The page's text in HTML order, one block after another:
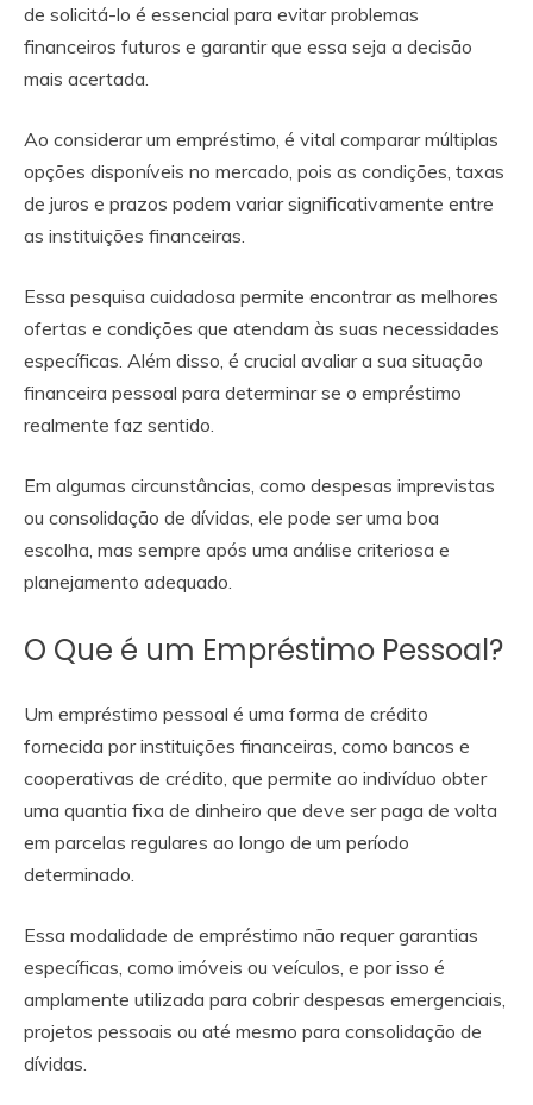
de solicitá-lo é essencial para evitar problemas
financeiros futuros e garantir que essa seja a decisão
mais acertada.
Ao considerar um empréstimo, é vital comparar múltiplas
opções disponíveis no mercado, pois as condições, taxas
de juros e prazos podem variar significativamente entre
as instituições financeiras.
Essa pesquisa cuidadosa permite encontrar as melhores
ofertas e condições que atendam às suas necessidades
específicas. Além disso, é crucial avaliar a sua situação
financeira pessoal para determinar se o empréstimo
realmente faz sentido.
Em algumas circunstâncias, como despesas imprevistas
ou consolidação de dívidas, ele pode ser uma boa
escolha, mas sempre após uma análise criteriosa e
planejamento adequado.
O Que é um Empréstimo Pessoal?
Um empréstimo pessoal é uma forma de crédito
fornecida por instituições financeiras, como bancos e
cooperativas de crédito, que permite ao indivíduo obter
uma quantia fixa de dinheiro que deve ser paga de volta
em parcelas regulares ao longo de um período
determinado.
Essa modalidade de empréstimo não requer garantias
específicas, como imóveis ou veículos, e por isso é
amplamente utilizada para cobrir despesas emergenciais,
projetos pessoais ou até mesmo para consolidação de
dívidas.